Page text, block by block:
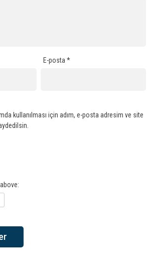
E-posta*
kullanılması için adım, e-posta adresim ve site